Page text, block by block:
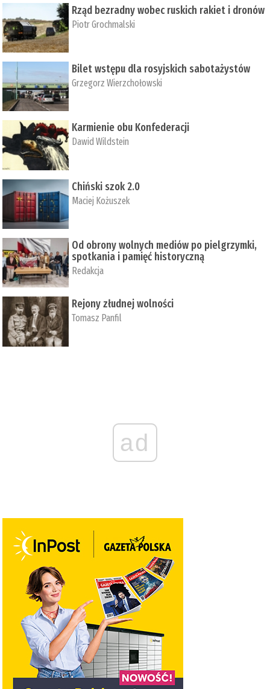
Rząd bezradny wobec ruskich rakiet i dronów
Piotr Grochmalski
Bilet wstępu dla rosyjskich sabotażystów
Grzegorz Wierzchołowski
Karmienie obu Konfederacji
Dawid Wildstein
Chiński szok 2.0
Maciej Kożuszek
Od obrony wolnych mediów po pielgrzymki,
spotkania i pamięć historyczną
Redakcja
Rejony złudnej wolności
Tomasz Panfil
ad